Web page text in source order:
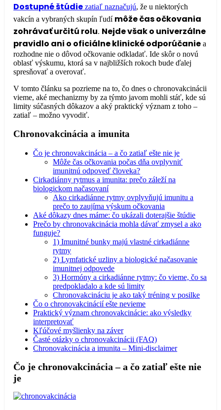
Dostupné štúdie zatiaľ naznačujú, že u niektorých
vakcín a vybraných skupín ľudí môže čas očkovania
zohrávať určitú rolu. Nejde však o univerzálne
pravidlo ani o oficiálne klinické odporúčanie a
rozhodne nie o dôvod očkovanie odkladať. Ide skôr o novú
oblasť výskumu, ktorá sa v najbližších rokoch bude ďalej
spresňovať a overovať.
V tomto článku sa pozrieme na to, čo dnes o chronovakcinácii
vieme, aké mechanizmy by za týmto javom mohli stáť, kde sú
limity súčasných dôkazov a aký praktický význam z toho –
zatiaľ – možno vyvodiť.
Chronovakcinácia a imunita
Čo je chronovakcinácia – a čo zatiaľ ešte nie je
Môže čas očkovania počas dňa ovplyvniť
imunitnú odpoveď človeka?
Cirkadiánny rytmus a imunita: prečo záleží na
biologickom načasovaní
Ako cirkadiánne rytmy ovplyvňujú imunitu a
prečo to zaujíma výskum očkovania
Aké dôkazy dnes máme: čo ukázali doterajšie štúdie
Prečo by chronovakcinácia mohla dávať zmysel a ako
funguje?
1) Imunitné bunky majú vlastné cirkadiánne
rytmy
2) Lymfatické uzliny a biologické načasovanie
imunitnej odpovede
3) Hormóny a cirkadiánne rytmy: čo vieme, čo sa
predpokladalo a kde sú limity
Chronovakcináciu je ako taký tréning v posilke
Čo o chronovakcinácií ešte nevieme
Praktický význam chronovakcinácie: ako výsledky
interpretovať
Kľúčové myšlienky na záver
Časté otázky o chronovakcinácii (FAQ)
Chronovakcinácia a imunita – Mini-disclaimer
Čo je chronovakcinácia – a čo zatiaľ ešte nie
je